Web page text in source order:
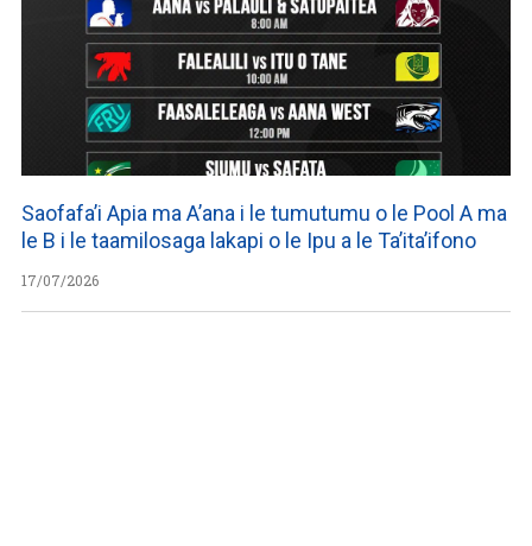
Saofafa’i Apia ma A’ana i le tumutumu o le Pool A ma
le B i le taamilosaga lakapi o le Ipu a le Ta’ita’ifono
17/07/2026